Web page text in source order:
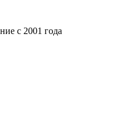
с 2001 года